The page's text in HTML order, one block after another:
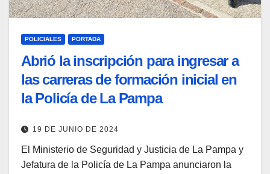
POLICIALES PORTADA
Abrió la inscripción para ingresar a
las carreras de formación inicial en
la Policía de La Pampa
19 DE JUNIO DE 2024
El Ministerio de Seguridad y Justicia de La Pampa y
Jefatura de la Policía de La Pampa anunciaron la